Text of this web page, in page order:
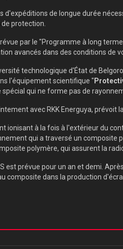
de longue durée
protection.
par le "Programme à long
avancés dans des conditions de
technologique d'État de
l'équipement scientifique "
qui ne forme pas de
avec RKK Energuya, prévoit
ionisant à la fois à l'extérieur du
qui a traversé un composite
polymère, qui assurent la
est prévue pour un an et demi.
composite dans la production